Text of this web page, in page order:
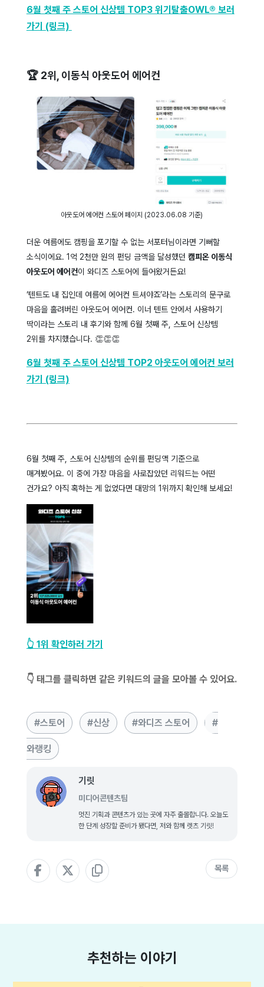
6월 첫째 주 스토어 신상템 TOP3 위기탈출OWL® 보러
가기 (링크)
🏆 2위, 이동식 아웃도어 에어컨
아웃도어 에어컨 스토어 페이지 (2023.06.08 기준)
더운 여름에도 캠핑을 포기할 수 없는 서포터님이라면 기뻐할
소식이에요. 1억 2천만 원의 펀딩 금액을 달성했던 캠피온 이동식
아웃도어 에어컨이 와디즈 스토어에 들어왔거든요!
‘텐트도 내 집인데 여름에 에어컨 트셔야죠’라는 스토리의 문구로
마음을 홀려버린 아웃도어 에어컨. 이너 텐트 안에서 사용하기
딱이라는 스토리 내 후기와 함께 6월 첫째 주, 스토어 신상템
2위를 차지했습니다. 👏👏👏
6월 첫째 주 스토어 신상템 TOP2 아웃도어 에어컨 보러
가기 (링크)
6월 첫째 주, 스토어 신상템의 순위를 펀딩액 기준으로
매겨봤어요. 이 중에 가장 마음을 사로잡았던 리워드는 어떤
건가요? 아직 혹하는 게 없었다면 대망의 1위까지 확인해 보세요!
👆 1위 확인하러 가기
👇 태그를 클릭하면 같은 키워드의 글을 모아볼 수 있어요.
스토어 신상 와디즈 스토어
와랭킹
기릿
미디어콘텐츠팀
멋진 기획과 콘텐츠가 있는 곳에 자주 출몰합니다. 오늘도
한 단계 성장할 준비가 됐다면, 저와 함께 렛츠 기릿!
목록
추천하는 이야기